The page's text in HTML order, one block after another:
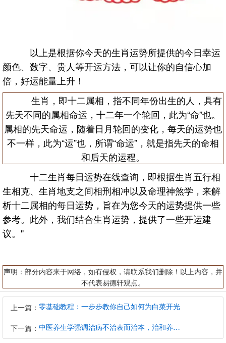
以上是根据你今天的生肖运势所提供的今日幸运
颜色、数字、贵人等开运方法，可以让你的自信心加
倍，好运能量上升！
生肖，即十二属相，指不同年份出生的人，具有
先天不同的属相命运，十二年一个轮回，此为“命”也。
属相的先天命运，随着日月轮回的变化，每天的运势也
不一样，此为“运”也，所谓“命运”，就是指先天的命相
和后天的运程。
十二生肖每日运势在线查询，即根据生肖五行相
生相克、生肖地支之间相刑相冲以及命理神煞学，来解
析十二属相的每日运势，旨在为您今天的运势提供一些
参考。此外，我们结合生肖运势，提供了一些开运建
议。"
声明：部分内容来于网络，如有侵权，请联系我们删除！以上内容，并
不代表易德轩观点。
上一篇： 零基础教程：一步步教你自己如何为白菜开光
下一篇： 中医养生学强调治病不治表而治本，治和养兼顾是有必要的